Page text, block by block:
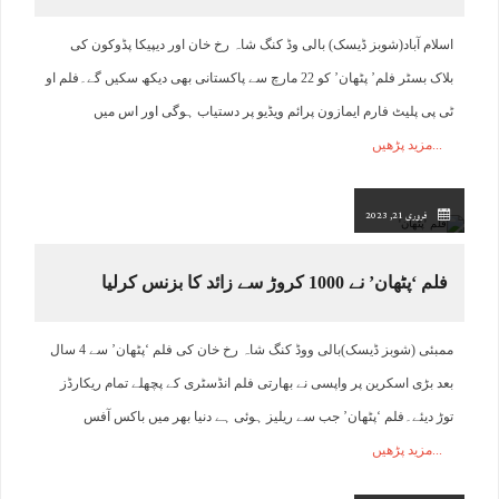
اسلام آباد(شوبز ڈیسک) بالی وڈ کنگ شاہ رخ خان اور دیپیکا پڈوکون کی
بلاک بسٹر فلم’ پٹھان’ کو 22 مارچ سے پاکستانی بھی دیکھ سکیں گے۔فلم او
ٹی پی پلیٹ فارم ایمازون پرائم ویڈیو پر دستیاب ہوگی اور اس میں
مزید پڑھیں
فروری 21, 2023
فلم ‘پٹھان’ نے 1000 کروڑ سے زائد کا بزنس کرلیا
ممبئی (شوبز ڈیسک)بالی ووڈ کنگ شاہ رخ خان کی فلم ‘پٹھان’ سے 4 سال
بعد بڑی اسکرین پر واپسی نے بھارتی فلم انڈسٹری کے پچھلے تمام ریکارڈز
توڑ دیئے۔فلم ‘پٹھان’ جب سے ریلیز ہوئی ہے دنیا بھر میں باکس آفس
مزید پڑھیں